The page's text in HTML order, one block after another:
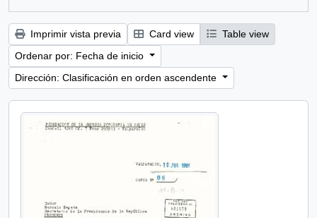
Imprimir vista previa Card view
Table view
Ordenar por: Fecha de inicio
Dirección: Clasificación en orden ascendente